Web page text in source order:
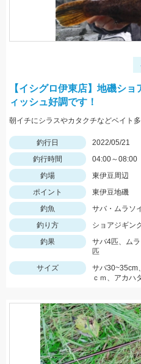
【イシグロ伊東店】地磯シ
ィッシュ好調です！
釣行日
2022/05/21
釣行時間
04:00～08:00
釣場
東伊豆周辺
ポイント
東伊豆地磯
釣魚
サバ・ムラソ
釣り方
ショアジギン
釣果
サバ4匹、ム
匹
サイズ
サバ30~35cm
ｃｍ、アカハ